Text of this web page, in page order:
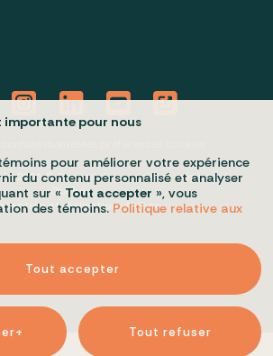
2026 © Conseil du patrimoine religieux du
Québec
et réalisation :Nubee
importante pour nous
pour améliorer votre expérience
du contenu personnalisé et analyser
sur « Tout accepter », vous
des témoins. Politique relative aux
+ Tout refuser
Tout accepter